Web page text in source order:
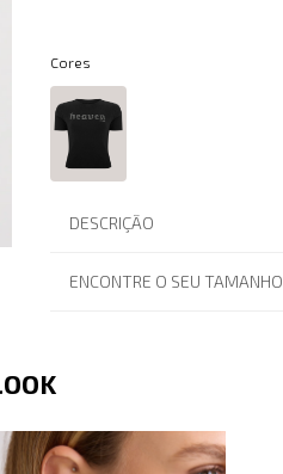
Cores
DESCRIÇÃO
ENCONTRE O SEU TAMANHO